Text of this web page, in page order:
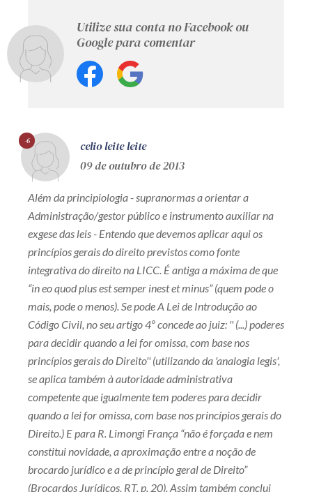
Utilize sua conta no Facebook ou
Google para comentar
-6
celio leite leite
09 de outubro de 2013
Além da principiologia - supranormas a orientar a
Administração/gestor público e instrumento auxiliar na
exgese das leis - Entendo que devemos aplicar aqui os
princípios gerais do direito previstos como fonte
integrativa do direito na LICC. É antiga a máxima de que
“in eo quod plus est semper inest et minus” (quem pode o
mais, pode o menos). Se pode A Lei de Introdução ao
Código Civil, no seu artigo 4º concede ao juiz: '' (...) poderes
para decidir quando a lei for omissa, com base nos
princípios gerais do Direito'' (utilizando da 'analogia legis',
se aplica também à autoridade administrativa
competente que igualmente tem poderes para decidir
quando a lei for omissa, com base nos princípios gerais do
Direito.) E para R. Limongi França “não é forçada e nem
constitui novidade, a aproximação entre a noção de
brocardo jurídico e a de princípio geral de Direito”
(Brocardos Jurídicos, RT, p. 20). Assim também conclui